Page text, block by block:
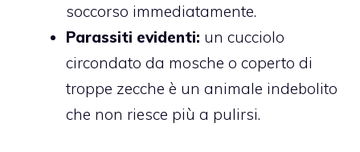
soccorso immediatamente.
Parassiti evidenti: un cucciolo
circondato da mosche o coperto di
troppe zecche è un animale indebolito
che non riesce più a pulirsi.